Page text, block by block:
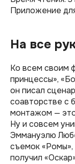
Приложение
На все
Ко всем своим
принцессы»,
он писал
соавторстве с
монтажом —
Ну и совсем
Эммануэлю
съемок «Ромы»,
получил